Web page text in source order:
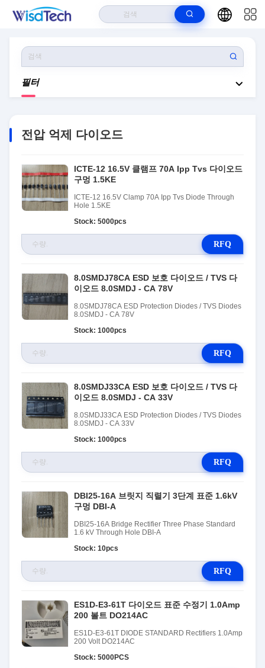
필터
전압 억제 다이오드
ICTE-12 16.5V 클램프 70A Ipp Tvs 다이오드
구멍 1.5KE
ICTE-12 16.5V Clamp 70A Ipp Tvs Diode Through
Hole 1.5KE
Stock: 5000pcs
RFQ
8.0SMDJ78CA ESD 보호 다이오드 / TVS 다
이오드 8.0SMDJ - CA 78V
8.0SMDJ78CA ESD Protection Diodes / TVS Diodes
8.0SMDJ - CA 78V
Stock: 1000pcs
RFQ
8.0SMDJ33CA ESD 보호 다이오드 / TVS 다
이오드 8.0SMDJ - CA 33V
8.0SMDJ33CA ESD Protection Diodes / TVS Diodes
8.0SMDJ - CA 33V
Stock: 1000pcs
RFQ
DBI25-16A 브릿지 직렬기 3단계 표준 1.6kV
구멍 DBI-A
DBI25-16A Bridge Rectifier Three Phase Standard
1.6 kV Through Hole DBI-A
Stock: 10pcs
RFQ
ES1D-E3-61T 다이오드 표준 수정기 1.0Amp
200 볼트 DO214AC
ES1D-E3-61T DIODE STANDARD Rectifiers 1.0Amp
200 Volt DO214AC
Stock: 5000PCS